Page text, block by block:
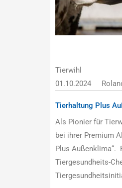
Tierwihl
01.10.2024
Tierhaltung Plus
Als Pionier für
bei ihrer Premium
Plus Außenklima“.
Tiergesundheits-